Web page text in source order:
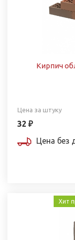
Кирпич
Цена за штуку
32 ₽
Цена без
Хит